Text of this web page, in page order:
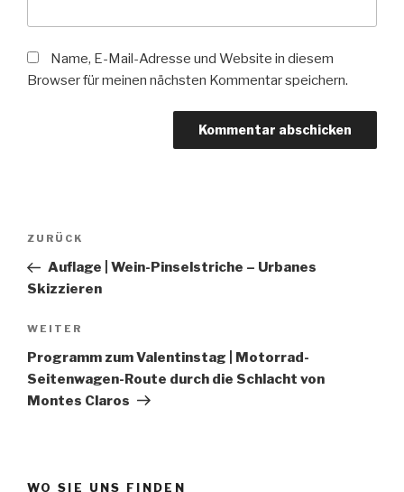
Name, E-Mail-Adresse und Website in diesem
Browser für meinen nächsten Kommentar speichern.
Beitragsnavigation
Vorheriger
Beitrag
ZURÜCK
Auflage | Wein-Pinselstriche – Urbanes
Skizzieren
Nächster
Beitrag
WEITER
Programm zum Valentinstag | Motorrad-
Seitenwagen-Route durch die Schlacht von
Montes Claros
WO SIE UNS FINDEN